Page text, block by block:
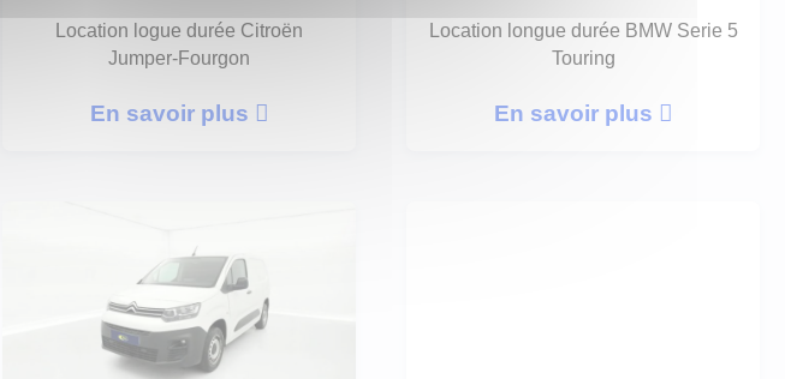
Location logue durée Citroën
Jumper-Fourgon
En savoir plus
Location longue durée BMW Serie 5
Touring
En savoir plus